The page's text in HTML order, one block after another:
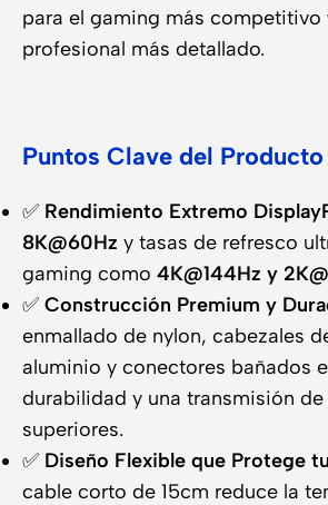
para el gaming más competitivo
profesional más detallado.
Puntos Clave del Producto
✅ Rendimiento Extremo
8K@60Hz y tasas de refresco
gaming como 4K@144Hz y
✅ Construcción Premium y
enmallado de nylon, cabezales
aluminio y conectores bañados
durabilidad y una transmisión de
superiores.
✅ Diseño Flexible que Protege
cable corto de 15cm reduce la